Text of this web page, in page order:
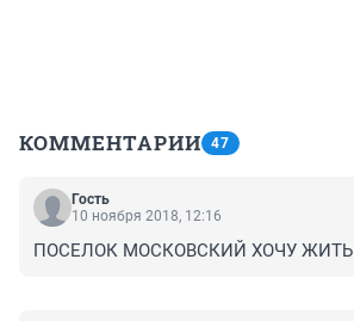
КОММЕНТАРИИ 47
Гость
10 ноября 2018, 12:16
ПОСЕЛОК МОСКОВСКИЙ ХОЧУ ЖИТЬ